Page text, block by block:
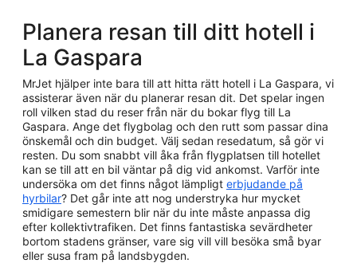
Planera resan till ditt hotell i
La Gaspara
MrJet hjälper inte bara till att hitta rätt hotell i La Gaspara, vi
assisterar även när du planerar resan dit. Det spelar ingen
roll vilken stad du reser från när du bokar flyg till La
Gaspara. Ange det flygbolag och den rutt som passar dina
önskemål och din budget. Välj sedan resedatum, så gör vi
resten. Du som snabbt vill åka från flygplatsen till hotellet
kan se till att en bil väntar på dig vid ankomst. Varför inte
undersöka om det finns något lämpligt erbjudande på
hyrbilar? Det går inte att nog understryka hur mycket
smidigare semestern blir när du inte måste anpassa dig
efter kollektivtrafiken. Det finns fantastiska sevärdheter
bortom stadens gränser, vare sig vill vill besöka små byar
eller susa fram på landsbygden.